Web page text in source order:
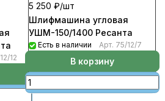
12
5 250 ₽/шт
Шлифмашина угловая
УШМ-150/1400 Ресанта
Есть в наличии Арт. 75/12/7
В корзину